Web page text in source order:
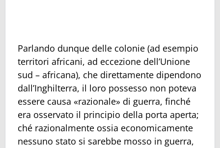
Parlando dunque delle colonie (ad esempio
territori africani, ad eccezione dell’Unione
sud – africana), che direttamente dipendono
dall’Inghilterra, il loro possesso non poteva
essere causa «razionale» di guerra, finché
era osservato il principio della porta aperta;
ché razionalmente ossia economicamente
nessuno stato si sarebbe mosso in guerra,